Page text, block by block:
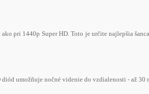
pri 1440p Super HD. Toto je určite najlepšia
umožňuje nočné videnie do vzdialenosti - až 30